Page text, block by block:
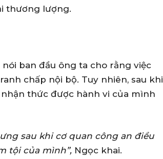
thương lượng.
nói ban đầu ông ta cho rằng việc
chấp nội bộ. Tuy nhiên, sau khi
thức được hành vi của mình
sau khi cơ quan công an điều
tội của mình”, Ngọc khai.